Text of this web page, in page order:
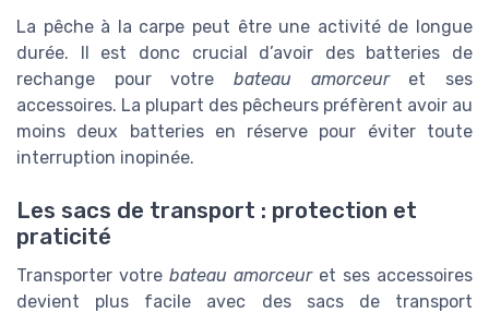
La pêche à la carpe peut être une activité de longue
durée. Il est donc crucial d’avoir des batteries de
rechange pour votre bateau amorceuret ses
accessoires. La plupart des pêcheurs préfèrent avoir au
moins deux batteries en réserve pour éviter toute
interruption inopinée.
Les sacs de transport : protection et
praticité
Transporter votre bateau amorceuret ses accessoires
devient plus facile avec des sacs de transport